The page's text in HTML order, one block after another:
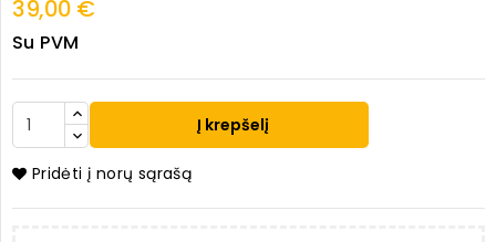
39,00 €
Su PVM
Į krepšelį
Pridėti į norų sąrašą